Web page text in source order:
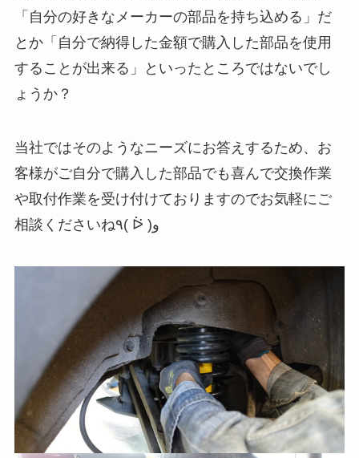
「自分の好きなメーカーの部品を持ち込める」だ
とか「自分で納得した金額で購入した部品を使用
することが出来る」といったところではないでし
ょうか？
当社ではそのようなニーズにお答えするため、お
客様がご自分で購入した部品でも喜んで交換作業
や取付作業を受け付けておりますのでお気軽にご
相談くださいね٩( ᐖ )و